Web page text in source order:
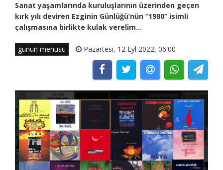
Sanat yaşamlarında kuruluşlarının üzerinden geçen
kırk yılı deviren Ezginin Günlüğü’nün “1980” isimli
çalışmasına birlikte kulak verelim...
günün menüsü Pazartesi, 12 Eyl 2022, 06:00